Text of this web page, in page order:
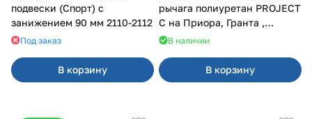
подвески (Спорт) с
занижением 90 мм 2110-2112
Под заказ
В корзину
рычага полиуретан PROJECT
C на Приора, Гранта ,
Калина
В наличии
В корзину